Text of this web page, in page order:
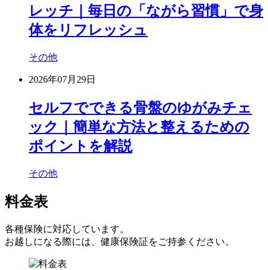
レッチ｜毎日の「ながら習慣」で身
体をリフレッシュ
その他
2026年07月29日
セルフでできる骨盤のゆがみチェ
ック｜簡単な方法と整えるための
ポイントを解説
その他
料金表
各種保険に対応しています。
お越しになる際には、健康保険証をご持参ください。